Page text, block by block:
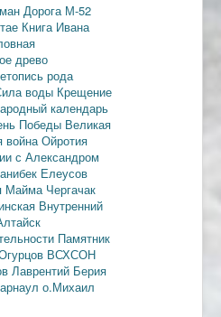
Дорога М-52
Книга Ивана
древо
рода
воды Крещение
календарь
Победы Великая
войнаОйротия
с Александром
Елеусов
Майма Чергачак
Внутренний
Памятник
ВСХСОН
Лаврентий Берия
о.Михаил